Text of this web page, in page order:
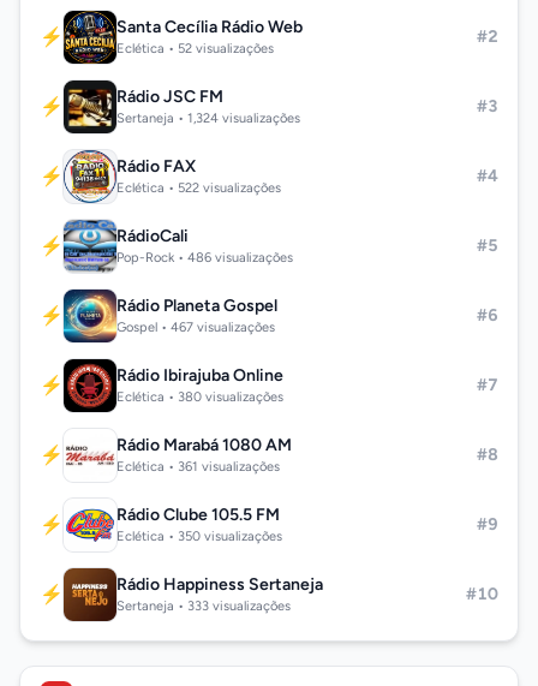
⚡ Santa Cecília Rádio Web
Eclética • 52 visualizações
#2
⚡ Rádio JSC FM
Sertaneja • 1,324 visualizações
#3
⚡ Rádio FAX
Eclética • 522 visualizações
#4
⚡ RádioCali
Pop-Rock • 486 visualizações
#5
⚡ Rádio Planeta Gospel
Gospel • 467 visualizações
#6
⚡ Rádio Ibirajuba Online
Eclética • 380 visualizações
#7
⚡ Rádio Marabá 1080 AM
Eclética • 361 visualizações
#8
⚡ Rádio Clube 105.5 FM
Eclética • 350 visualizações
#9
⚡ Rádio Happiness Sertaneja
Sertaneja • 333 visualizações
#10